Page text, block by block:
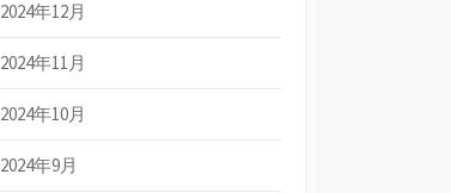
2024年12月
2024年11月
2024年10月
2024年9月